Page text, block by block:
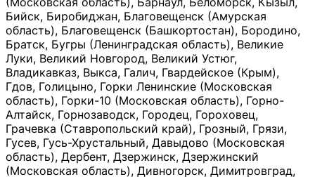
Бийск, Биробиджан, Благовещенск (Амурская
область), Благовещенск (Башкортостан), Бородино,
Братск, Бугры (Ленинградская область), Великие
Луки, Великий Новгород, Великий Устюг,
Владикавказ, Выкса, Галич, Гвардейское (Крым),
Гдов, Голицыно, Горки Ленинские (Московская
область), Горки-10 (Московская область), Горно-
Алтайск, Горнозаводск, Городец, Гороховец,
Грачевка (Ставропольский край), Грозный, Грязи,
Гусев, Гусь-Хрустальный, Давыдово (Московская
область), Дербент, Дзержинск, Дзержинский
(Московская область), Дивногорск, Димитровград,